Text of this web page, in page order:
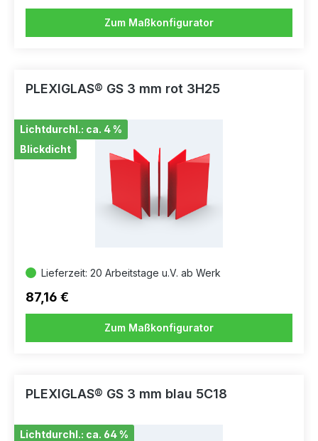
Zum Maßkonfigurator
Lichtdurchl.: ca. 4 %
Blickdicht
PLEXIGLAS® GS 3 mm rot 3H25
Lieferzeit: 20 Arbeitstage u.V. ab Werk
87,16 €
Zum Maßkonfigurator
Lichtdurchl.: ca. 64 %
PLEXIGLAS® GS 3 mm blau 5C18